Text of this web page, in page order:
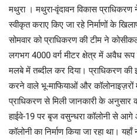
​मथुरा । मथुरा-वृंदावन विकास प्राधिकरण
स्वीकृत कराए किए जा रहे निर्माणों के
सोमवार को प्राधिकरण की टीम ने
लगभग 4000 वर्ग मीटर क्षेत्र में अवैध रूप
मलबे में तब्दील कर दिया। प्राधिकरण की
करने वाले भू-माफियाओं और
​प्राधिकरण से मिली जानकारी के अनुसार
हाईवे-19 पर बृज वसुन्धरा कॉलोनी से
कॉलोनी का निर्माण किया जा रहा था।